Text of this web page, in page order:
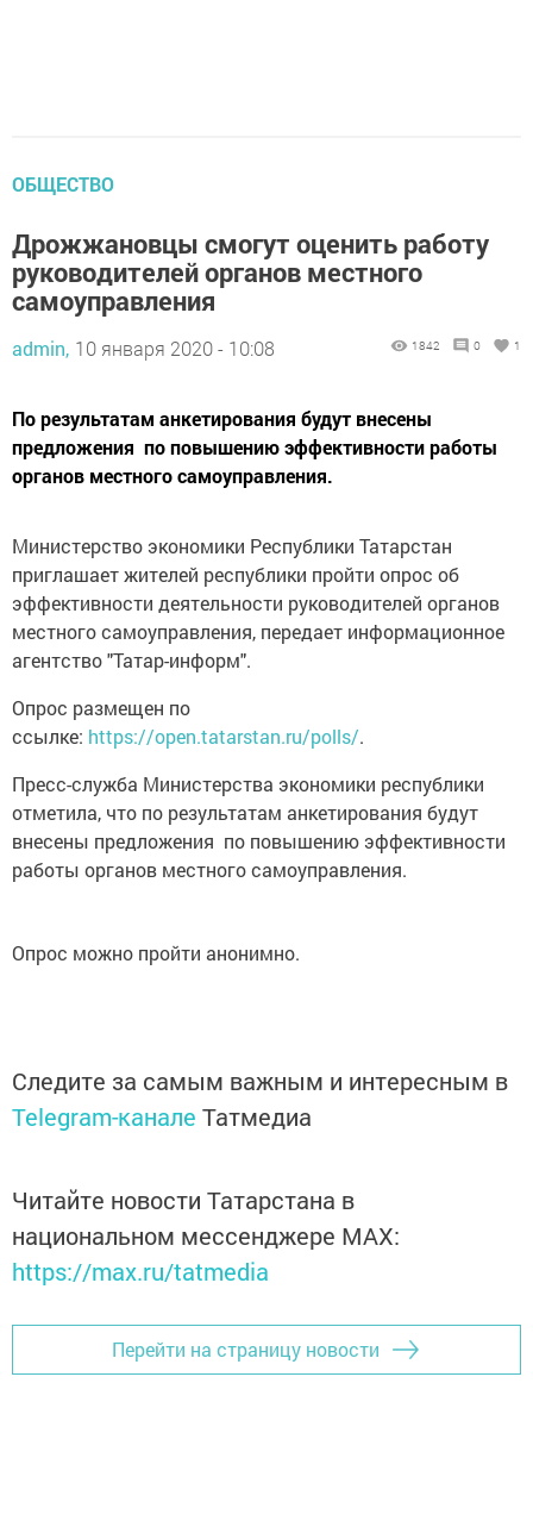
ОБЩЕСТВО
Дрожжановцы смогут оценить работу
руководителей органов местного
самоуправления
admin, 10 января 2020 - 10:08 1842 0 1
По результатам анкетирования будут внесены
предложения по повышению эффективности работы
органов местного самоуправления.
Министерство экономики Республики Татарстан
приглашает жителей республики пройти опрос об
эффективности деятельности руководителей органов
местного самоуправления, передает информационное
агентство "Татар-информ".
Опрос размещен по
ссылке: https://open.tatarstan.ru/polls/.
Пресс-служба Министерства экономики республики
отметила, что по результатам анкетирования будут
внесены предложения по повышению эффективности
работы органов местного самоуправления.
Опрос можно пройти анонимно.
Следите за самым важным и интересным в
Telegram-канале Татмедиа
Читайте новости Татарстана в
национальном мессенджере MАХ:
https://max.ru/tatmedia
Перейти на страницу новости